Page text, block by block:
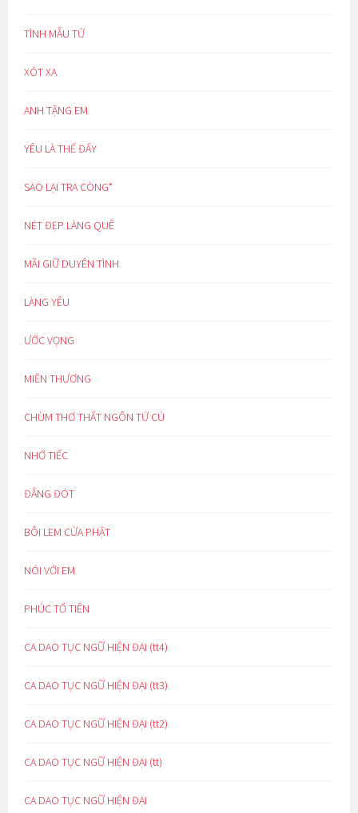
TÌNH MẪU TỬ
XÓT XA
ANH TẶNG EM
YÊU LÀ THẾ ĐẤY
SAO LẠI TRA CÒNG*
NÉT ĐẸP LÀNG QUÊ
MÃI GIỮ DUYÊN TÌNH
LÀNG YÊU
ƯỚC VỌNG
MIỀN THƯƠNG
CHÙM THƠ THẤT NGÔN TỨ CÚ
NHỚ TIẾC
ĐẮNG ĐÓT
BÔI LEM CỬA PHẬT
NÓI VỚI EM
PHÚC TỔ TIÊN
CA DAO TỤC NGỮ HIỆN ĐẠI (tt4)
CA DAO TỤC NGỮ HIỆN ĐẠI (tt3)
CA DAO TỤC NGỮ HIỆN ĐẠI (tt2)
CA DAO TỤC NGỮ HIỆN ĐẠI (tt)
CA DAO TỤC NGỮ HIỆN ĐẠI